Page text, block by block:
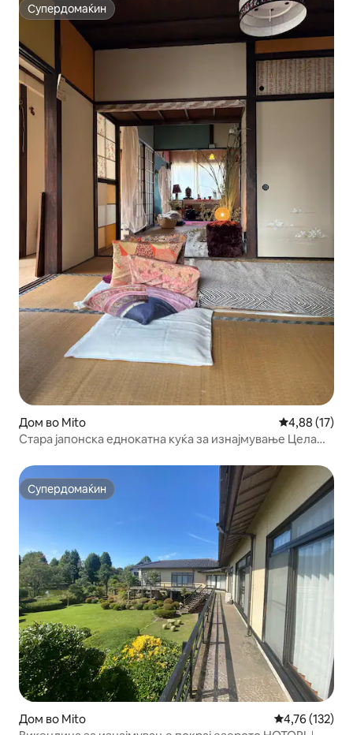
Супердомаќин
Супердомаќин
Дом во Mito Просечна
4,88 (17)
Стара јапонска еднокатна куќа за изнајмување Цела
Супердомаќин
Супердомаќин
Дом во Mito Просечна
4,76 (132)